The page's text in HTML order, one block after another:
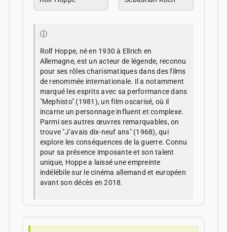
ⓘ
Rolf Hoppe, né en 1930 à Ellrich en
Allemagne, est un acteur de légende, reconnu
pour ses rôles charismatiques dans des films
de renommée internationale. Il a notamment
marqué les esprits avec sa performance dans
"Mephisto" (1981), un film oscarisé, où il
incarne un personnage influent et complexe.
Parmi ses autres œuvres remarquables, on
trouve "J’avais dix-neuf ans" (1968), qui
explore les conséquences de la guerre. Connu
pour sa présence imposante et son talent
unique, Hoppe a laissé une empreinte
indélébile sur le cinéma allemand et européen
avant son décès en 2018.